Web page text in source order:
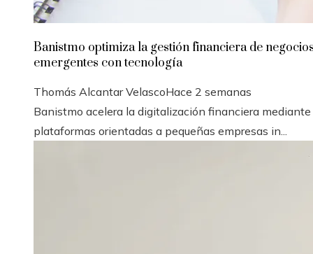
Banistmo optimiza la gestión financiera de
emergentes con tecnología
Thomás Alcantar VelascoHace 2 semanas
Banistmo acelera la digitalización financiera mediante
plataformas orientadas a pequeñas empresas in...